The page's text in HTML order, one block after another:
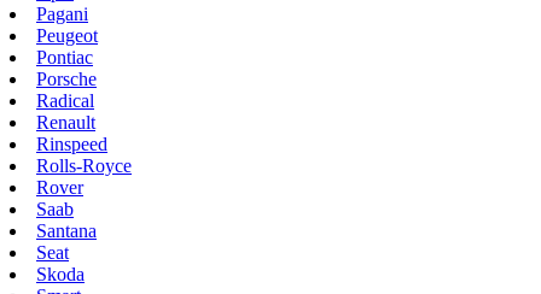
Pagani
Peugeot
Pontiac
Porsche
Radical
Renault
Rinspeed
Rolls-Royce
Rover
Saab
Santana
Seat
Skoda